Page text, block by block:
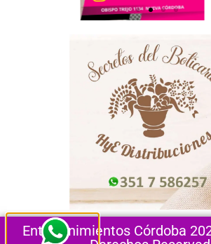
Entretenimientos Córdoba